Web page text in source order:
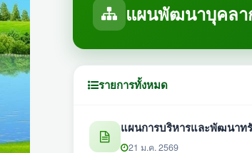
แผนพัฒนาบุคลา
รายการทั้งหมด
แผนการบริหารและพัฒนาท
21 ม.ค. 2569